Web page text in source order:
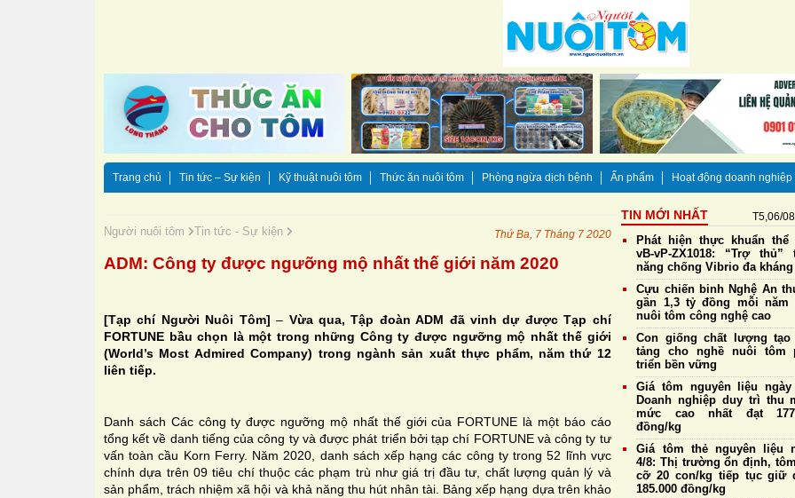
Trang chủ Tin tức – Sự kiện Kỹ thuật nuôi tôm Thức ăn nuôi tôm Phòng ngừa dịch bệnh Ấn phẩm Hoạt động doanh nghiệp
Người nuôi tôm Tin tức - Sự kiện Thứ Ba, 7 Tháng 7 2020
ADM: Công ty được ngưỡng mộ nhất thế giới năm 2020
[Tạp chí Người Nuôi Tôm] – Vừa qua, Tập đoàn ADM đã vinh dự được Tạp chí
FORTUNE bầu chọn là một trong những Công ty được ngưỡng mộ nhất thế giới
(World’s Most Admired Company) trong ngành sản xuất thực phẩm, năm thứ 12
liên tiếp.
Danh sách Các công ty được ngưỡng mộ nhất thế giới của FORTUNE là một báo cáo
tổng kết về danh tiếng của công ty và được phát triển bởi tạp chí FORTUNE và công ty tư
vấn toàn cầu Korn Ferry. Năm 2020, danh sách xếp hạng các công ty trong 52 lĩnh vực
chính dựa trên 09 tiêu chí thuộc các phạm trù như giá trị đầu tư, chất lượng quản lý và
sản phẩm, trách nhiệm xã hội và khả năng thu hút nhân tài. Bảng xếp hạng dựa trên khảo
TIN MỚI NHẤT T5,06/
Phát hiện thực khuẩn thể
vB-vP-ZX1018: “Trợ thủ”
năng chống Vibrio đa kháng
Cựu chiến binh Nghệ An
gần 1,3 tỷ đồng mỗi năm
nuôi tôm công nghệ cao
Con giống chất lượng tạo
tảng cho nghề nuôi tôm
triển bền vững
Giá tôm nguyên liệu ngày
Doanh nghiệp duy trì thu
mức cao nhất đạt
đồng/kg
Giá tôm thẻ nguyên liệu
4/8: Thị trường ổn định,
cỡ 20 con/kg tiếp tục giữ
185.000 đồng/kg